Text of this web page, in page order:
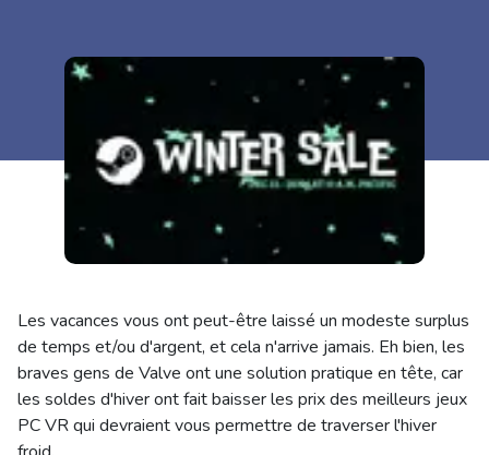
Les vacances vous ont peut-être laissé un modeste surplus
de temps et/ou d'argent, et cela n'arrive jamais. Eh bien, les
braves gens de Valve ont une solution pratique en tête, car
les soldes d'hiver ont fait baisser les prix des meilleurs jeux
PC VR qui devraient vous permettre de traverser l'hiver